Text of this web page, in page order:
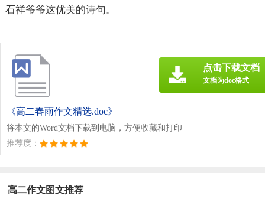
石祥爷爷这优美的诗句。
《高二春雨作文精选.doc》
将本文的Word文档下载到电脑，方便收藏和打印
推荐度：
点击下载文档
文档为doc格式
高二作文图文推荐